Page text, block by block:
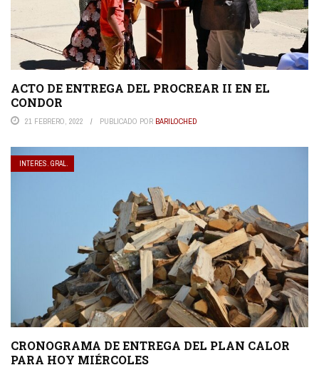
ACTO DE ENTREGA DEL PROCREAR II EN EL
CONDOR
21 FEBRERO, 2022 PUBLICADO POR BARILOCHED
INTERES. GRAL.
CRONOGRAMA DE ENTREGA DEL PLAN CALOR
PARA HOY MIÉRCOLES